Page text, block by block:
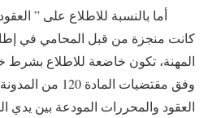
أما بالنسبة للاطلاع على ” العقود
المهنة، تكون خاضعة للاطلاع بشرط
وفق مقتضيات
العقود والمحررات المودعة بين يدي